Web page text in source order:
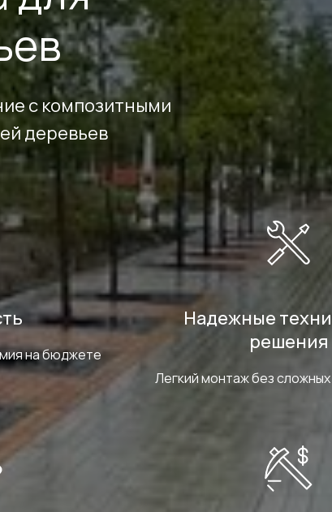
с композитными
деревьев
на бюджете
Надежные
решения
Легкий монтаж без